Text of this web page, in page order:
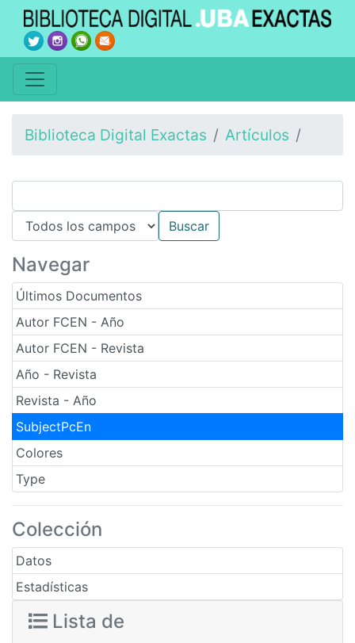
Biblioteca Digital Exactas Artículos
Navegar
Últimos Documentos
Autor FCEN - Año
Autor FCEN - Revista
Año - Revista
Revista - Año
SubjectPcEn
Colores
Type
Colección
Datos
Estadísticas
Lista de